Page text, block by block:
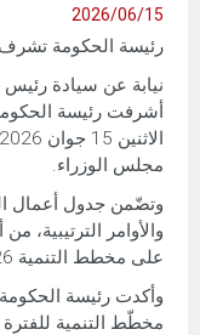
2026/06/15
رئيسة الحكومة
نيابة عن سيادة
أشرفت رئيسة
مجلس الوزراء.
وتضّمن جدول أعمال
والأوامر الترتيبية،
على مخطط التنمية 2026–2030.
وأكدت رئيسة